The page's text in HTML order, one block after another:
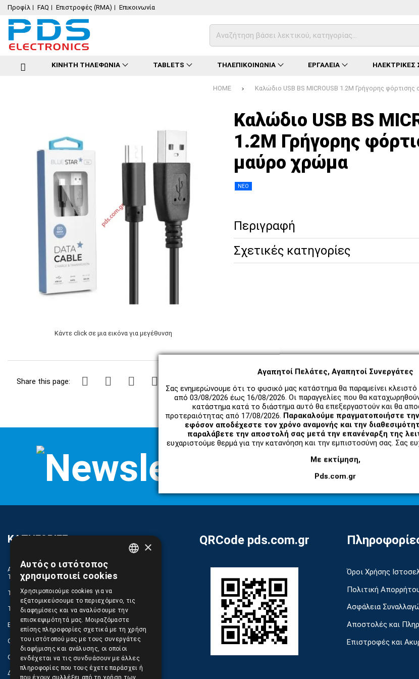
Προφίλ FAQ Επιστροφές (RMA) Επικοινωνία
ΚΙΝΗΤΗ ΤΗΛΕΦΩΝΙΑ
Φόρτωση...
TABLETS
Φόρτωση...
ΤΗΛΕΠΙΚΟΙΝΩΝΙΑ
Φόρτωση...
ΕΡΓΑΛΕΙΑ
Φόρτωση...
ΗΛΕΚΤΡΙΚΕΣ
Φόρτωση...
Φόρτωση...
Φόρτωση...
Αγαπητοί Πελάτες, Αγαπητοί Συνεργάτες
Σας ενημερώνουμε ότι το φυσικό μας κατάστημα θα παραμείνει
από 03/08/2026 έως 16/08/2026. Οι παραγγελίες που θα
κατάστημα κατά το διάστημα αυτό θα επεξεργαστούν και θα
προτεραιότητας από 17/08/2026. Παρακαλούμε πραγματοποιήστε
εφόσον αποδέχεστε τον χρόνο αναμονής και την
παραλάβετε την αποστολή σας μετά την επανέναρξη της
ευχαριστούμε θερμά για την κατανόηση και την εμπιστοσύνη σας. Σας
Με εκτίμηση,
Pds.com.gr
HOME Καλώδιο USB BS MICROUSB 1.2M Γρήγορης
Κάντε click σε μια εικόνα για μεγέθυνση
Share this page:
Καλώδιο USB BS
1.2M Γρήγορης
μαύρο χρώμα
ΝΕΟ
Περιγραφή
Σχετικές κατηγορίες
Εγγραφείτε στο newsletter μας για να
πρώτοι τις προσφορές και τα νέα μας
ΚΑΤΗΓΟΡΙΕΣ
ΑΝΤΑΛΛΑΚΤΙΚΑ ΚΑΙ ΑΞΕΣΟΥΑΡ ΚΙΝΗΤΩΝ
ΤΗΛΕΦΩΝΩΝ
TABLET
ΤΗΛΕΠΙΚΟΙΝΩΝΙΕΣ, ΑΣΥΡΜΑΤΑ, FCT
ΕΡΓΑΛΕΙΑ SERVICE
ΟΙΚΙΑΚΕΣ ΣΥΣΚΕΥΕΣ
COMPUTER, NOTEBOOK, PC, PDA
ΔΙΑΦΟΡΑ ΠΡΟΙΟΝΤΑ
QRCode pds.com.gr
Όροι Χρήσης
Πολιτική
Ασφάλεια
Αποστολές και
Επιστροφές και
×
Αυτός ο ιστότοπος
χρησιμοποιεί cookies
Χρησιμοποιούμε cookies για να
εξατομικεύσουμε το περιεχόμενο, τις
διαφημίσεις και να αναλύσουμε την
επισκεψιμότητά μας. Μοιραζόμαστε
επίσης πληροφορίες σχετικά με τη χρήση
του ιστότοπού μας με τους συνεργάτες
διαφήμισης και ανάλυσης, οι οποίοι
ενδέχεται να τις συνδυάσουν με άλλες
πληροφορίες που τους έχετε παράσχει ή
που έχουν συλλέξει από τη χρήση των